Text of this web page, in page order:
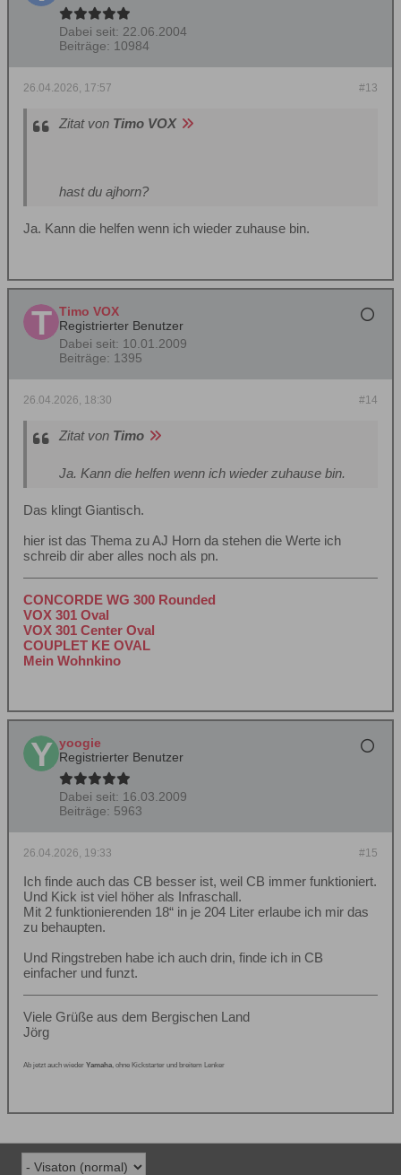
Dabei seit: 22.06.2004
Beiträge: 10984
#13
26.04.2026, 17:57
Zitat von Timo VOX
hast du ajhorn?
Ja. Kann die helfen wenn ich wieder zuhause bin.
Timo VOX
Registrierter Benutzer
Dabei seit: 10.01.2009
Beiträge: 1395
#14
26.04.2026, 18:30
Zitat von Timo
Ja. Kann die helfen wenn ich wieder zuhause bin.
Das klingt Giantisch.
hier ist das Thema zu AJ Horn da stehen die Werte ich
schreib dir aber alles noch als pn.
CONCORDE WG 300 Rounded
VOX 301 Oval
VOX 301 Center Oval
COUPLET KE OVAL
Mein Wohnkino
yoogie
Registrierter Benutzer
Dabei seit: 16.03.2009
Beiträge: 5963
#15
26.04.2026, 19:33
Ich finde auch das CB besser ist, weil CB immer funktioniert.
Und Kick ist viel höher als Infraschall.
Mit 2 funktionierenden 18“ in je 204 Liter erlaube ich mir das
zu behaupten.
Und Ringstreben habe ich auch drin, finde ich in CB
einfacher und funzt.
Viele Grüße aus dem Bergischen Land
Jörg
Ab jetzt auch wieder Yamaha, ohne Kickstarter und breitem Lenker